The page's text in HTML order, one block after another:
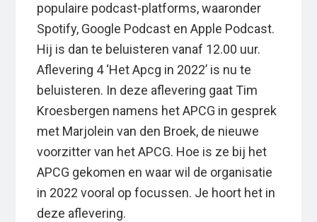
populaire podcast-platforms, waaronder
Spotify, Google Podcast en Apple Podcast.
Hij is dan te beluisteren vanaf 12.00 uur.
Aflevering 4 ‘Het Apcg in 2022’ is nu te
beluisteren. In deze aflevering gaat Tim
Kroesbergen namens het APCG in gesprek
met Marjolein van den Broek, de nieuwe
voorzitter van het APCG. Hoe is ze bij het
APCG gekomen en waar wil de organisatie
in 2022 vooral op focussen. Je hoort het in
deze aflevering.